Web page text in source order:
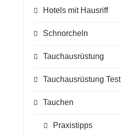
Hotels mit Hausriff
Schnorcheln
Tauchausrüstung
Tauchausrüstung Test
Tauchen
Praxistipps